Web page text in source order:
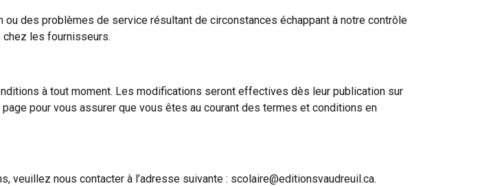
des problèmes de service résultant de circonstances échappant à notre contrôle
chez les fournisseurs.
à tout moment. Les modifications seront effectives dès leur publication sur
pour vous assurer que vous êtes au courant des termes et conditions en
nous contacter à l’adresse suivante : scolaire@editionsvaudreuil.ca.